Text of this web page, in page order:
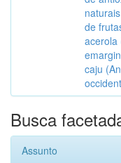
de
acerola
caju
Busca
Assunto